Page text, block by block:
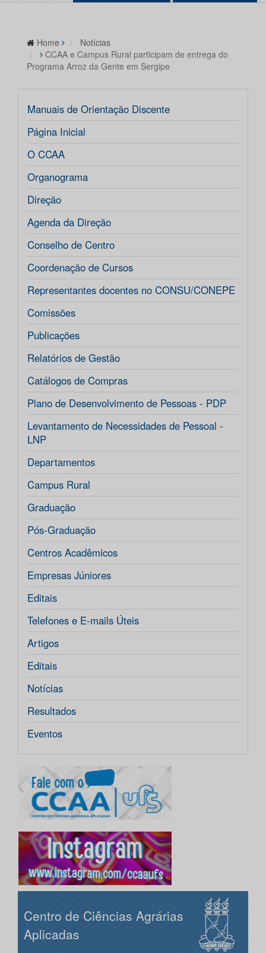
Home
Notícias
CCAA e Campus Rural participam de entrega do
Programa Arroz da Gente em Sergipe
Manuais de Orientação Discente
Página Inicial
O CCAA
Organograma
Direção
Agenda da Direção
Conselho de Centro
Coordenação de Cursos
Representantes docentes no CONSU/CONEPE
Comissões
Publicações
Relatórios de Gestão
Catálogos de Compras
Plano de Desenvolvimento de Pessoas - PDP
Levantamento de Necessidades de Pessoal -
LNP
Departamentos
Campus Rural
Graduação
Pós-Graduação
Centros Acadêmicos
Empresas Júniores
Editais
Telefones e E-mails Úteis
Artigos
Editais
Notícias
Resultados
Eventos
Centro de Ciências Agrárias
Aplicadas